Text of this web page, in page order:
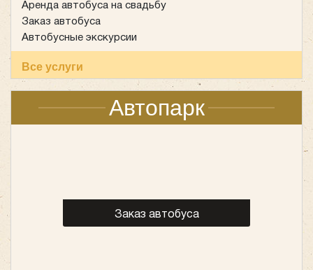
Аренда автобуса на свадьбу
Заказ автобуса
Автобусные экскурсии
Все услуги
Автопарк
Заказ автобуса